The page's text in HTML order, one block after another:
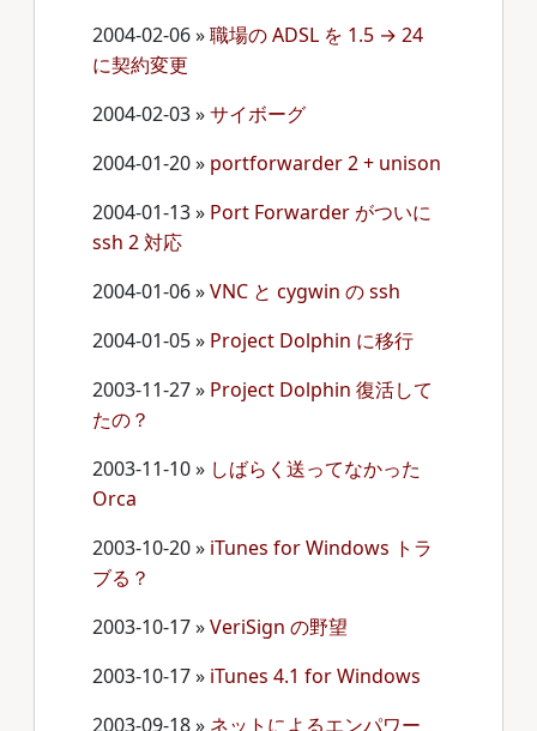
2004-02-06»職場の ADSL を 1.5 → 24
に契約変更
2004-02-03»サイボーグ
2004-01-20» portforwarder 2 + unison
2004-01-13» Port Forwarder がついに
ssh 2 対応
2004-01-06»VNC と cygwin の ssh
2004-01-05» Project Dolphin に移行
2003-11-27» Project Dolphin 復活して
たの？
2003-11-10» しばらく送ってなかった
Orca
2003-10-20» iTunes for Windows トラ
ブる？
2003-10-17»VeriSign の野望
2003-10-17» iTunes 4.1 for Windows
2003-09-18» ネットによるエンパワー